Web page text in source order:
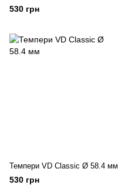
530 грн
Темпери VD Classic Ø 58.4 мм
530 грн